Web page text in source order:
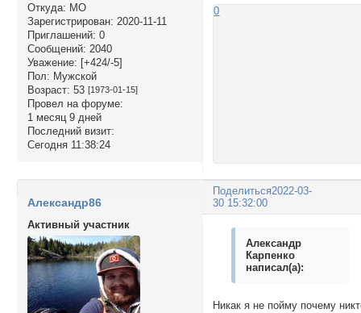
Откуда: МО
Зарегистрирован: 2020-11-11
Приглашений: 0
Сообщений: 2040
Уважение: [+424/-5]
Пол: Мужской
Возраст: 53 [1973-01-15]
Провел на форуме:
1 месяц 9 дней
Последний визит:
Сегодня 11:38:24
0
Поделиться2022-03-
30 15:32:00
Александр86
Активный участник
Александр
Карпенко
написал(а):
Никак я не пойму почему